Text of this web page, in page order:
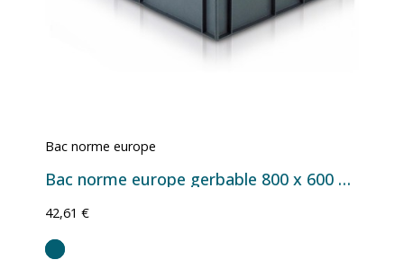
Bac norme europe
Bac norme europe gerbable 800 x 600 21090
42,61 €